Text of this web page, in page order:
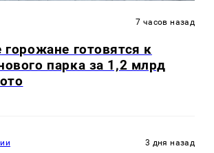
7 часов назад
готовятся к
парка за 1,2 млрд
3 дня назад